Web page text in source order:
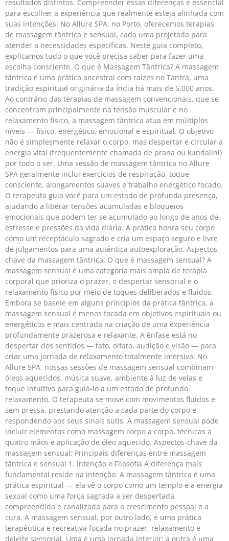
resultados distintos. Compreender essas diferenças é essencial
para escolher a experiência que realmente esteja alinhada com
suas intenções. No Allure SPA, no Porto, oferecemos terapias
de massagem tântrica e sensual, cada uma projetada para
atender a necessidades específicas. Neste guia completo,
explicamos tudo o que você precisa saber para fazer uma
escolha consciente. O que é Massagem Tântrica? A massagem
tântrica é uma prática ancestral com raízes no Tantra, uma
tradição espiritual originária da Índia há mais de 5.000 anos.
Ao contrário das terapias de massagem convencionais, que se
concentram principalmente na tensão muscular e no
relaxamento físico, a massagem tântrica atua em múltiplos
níveis — físico, energético, emocional e espiritual. O objetivo
não é simplesmente relaxar o corpo, mas despertar e circular a
energia vital (frequentemente chamada de prana ou kundalini)
por todo o ser. Uma sessão de massagem tântrica no Allure
SPA geralmente inclui exercícios de respiração, toque
consciente, alongamentos suaves e trabalho energético focado.
O terapeuta guia você para um estado de profunda presença,
ajudando a liberar tensões acumuladas e bloqueios
emocionais que podem ter se acumulado ao longo de anos de
estresse e pressões da vida diária. A prática honra seu corpo
como um receptáculo sagrado e cria um espaço seguro e livre
de julgamentos para uma autêntica autoexploração. Aspectos-
chave da massagem tântrica: O que é massagem sensual? A
massagem sensual é uma categoria mais ampla de terapia
corporal que prioriza o prazer, o despertar sensorial e o
relaxamento físico por meio de toques deliberados e fluidos.
Embora se baseie em alguns princípios da prática tântrica, a
massagem sensual é menos focada em objetivos espirituais ou
energéticos e mais centrada na criação de uma experiência
profundamente prazerosa e relaxante. A ênfase está no
despertar dos sentidos — tato, olfato, audição e visão — para
criar uma jornada de relaxamento totalmente imersiva. No
Allure SPA, nossas sessões de massagem sensual combinam
óleos aquecidos, música suave, ambiente à luz de velas e
toque intuitivo para guiá-lo a um estado de profundo
relaxamento. O terapeuta se move com movimentos fluidos e
sem pressa, prestando atenção a cada parte do corpo e
respondendo aos seus sinais sutis. A massagem sensual pode
incluir elementos como massagem corpo a corpo, técnicas a
quatro mãos e aplicação de óleo aquecido. Aspectos-chave da
massagem sensual: Principais diferenças entre massagem
tântrica e sensual 1. Intenção e Filosofia A diferença mais
fundamental reside na intenção. A massagem tântrica é uma
prática espiritual — ela vê o corpo como um templo e a energia
sexual como uma força sagrada a ser despertada,
compreendida e canalizada para o crescimento pessoal e a
cura. A massagem sensual, por outro lado, é uma prática
terapêutica e recreativa focada no prazer, relaxamento e
deleite sensorial. Uma é uma jornada interior; a outra é uma